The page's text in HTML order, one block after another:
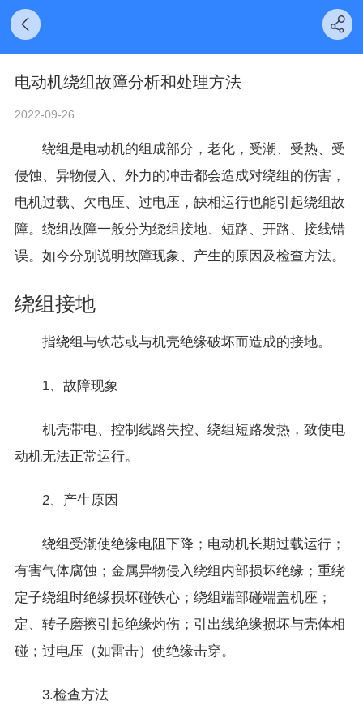
电动机绕组故障分析和处理方法
2022-09-26
绕组是电动机的组成部分，老化，受潮、受热、受
侵蚀、异物侵入、外力的冲击都会造成对绕组的伤害，
电机过载、欠电压、过电压，缺相运行也能引起绕组故
障。绕组故障一般分为绕组接地、短路、开路、接线错
误。如今分别说明故障现象、产生的原因及检查方法。
绕组接地
指绕组与铁芯或与机壳绝缘破坏而造成的接地。
1、故障现象
机壳带电、控制线路失控、绕组短路发热，致使电
动机无法正常运行。
2、产生原因
绕组受潮使绝缘电阻下降；电动机长期过载运行；
有害气体腐蚀；金属异物侵入绕组内部损坏绝缘；重绕
定子绕组时绝缘损坏碰铁心；绕组端部碰端盖机座；
定、转子磨擦引起绝缘灼伤；引出线绝缘损坏与壳体相
碰；过电压（如雷击）使绝缘击穿。
3.检查方法